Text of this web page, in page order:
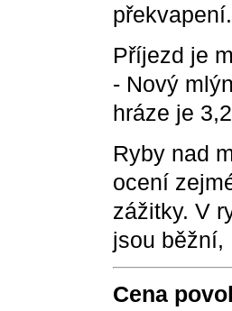
překvapení.
Příjezd je
- Nový
hráze je
Ryby nad
ocení
zážitky. V
jsou běžní,
Cena